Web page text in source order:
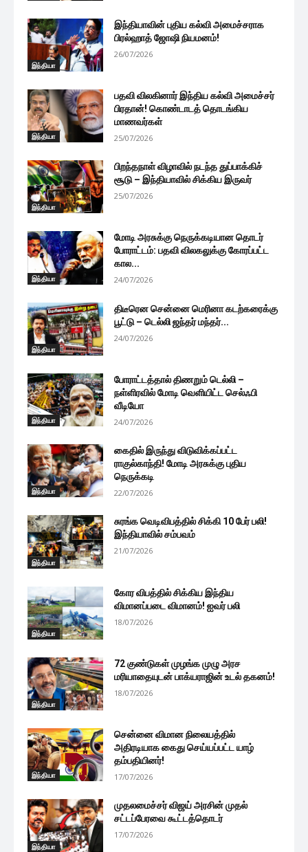
இந்தியா
இந்தியாவின் புதிய கல்வி அமைச்சராக
பிரல்ஹாத் ஜோஷி நியமனம்!
26/07/2026
இந்தியா
பதவி விலகினார் இந்திய கல்வி அமைச்சர்
பிரதான்! கொண்டாடத் தொடங்கிய
மாணவர்கள்
25/07/2026
இந்தியா
பிறந்தநாள் விழாவில் நடந்த துப்பாக்கிச்
சூடு – இந்தியாவில் சிக்கிய இருவர்
25/07/2026
இந்தியா
மோடி அரசுக்கு நெருக்கடியான தொடர்
போராட்டம்: பதவி விலகலுக்கு கோரப்பட்ட
கால...
24/07/2026
இந்தியா
திடீரென சென்னை மெரினா கடற்கரைக்கு
பூட்டு – டெல்லி ஜந்தர் மந்தர்...
24/07/2026
இந்தியா
போராட்டத்தால் திணறும் டெல்லி –
நள்ளிரவில் மோடி வெளியிட்ட செல்ஃபி
வீடியோ
24/07/2026
இந்தியா
கைதில் இருந்து விடுவிக்கப்பட்ட
ராகுல்காந்தி! மோடி அரசுக்கு புதிய
நெருக்கடி
22/07/2026
இந்தியா
சுரங்க வெடிவிபத்தில் சிக்கி 10 பேர் பலி!
இந்தியாவில் சம்பவம்
21/07/2026
இந்தியா
கோர விபத்தில் சிக்கிய இந்திய
விமானப்படை விமானம்! ஐவர் பலி
18/07/2026
இந்தியா
72 குண்டுகள் முழங்க முழு அரச
மரியாதையுடன் பாக்யராஜின் உடல் தகனம்!
18/07/2026
இந்தியா
சென்னை விமான நிலையத்தில்
அதிரடியாக கைது செய்யப்பட்ட யாழ்
தம்பதியினர்!
17/07/2026
இந்தியா
முதலமைச்சர் விஜய் அரசின் முதல்
சட்டப்பேரவை கூட்டத்தொடர்
17/07/2026